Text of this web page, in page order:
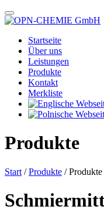
Startseite
Über uns
Leistungen
Produkte
Kontakt
Merkliste
Produkte
Start /Produkte /